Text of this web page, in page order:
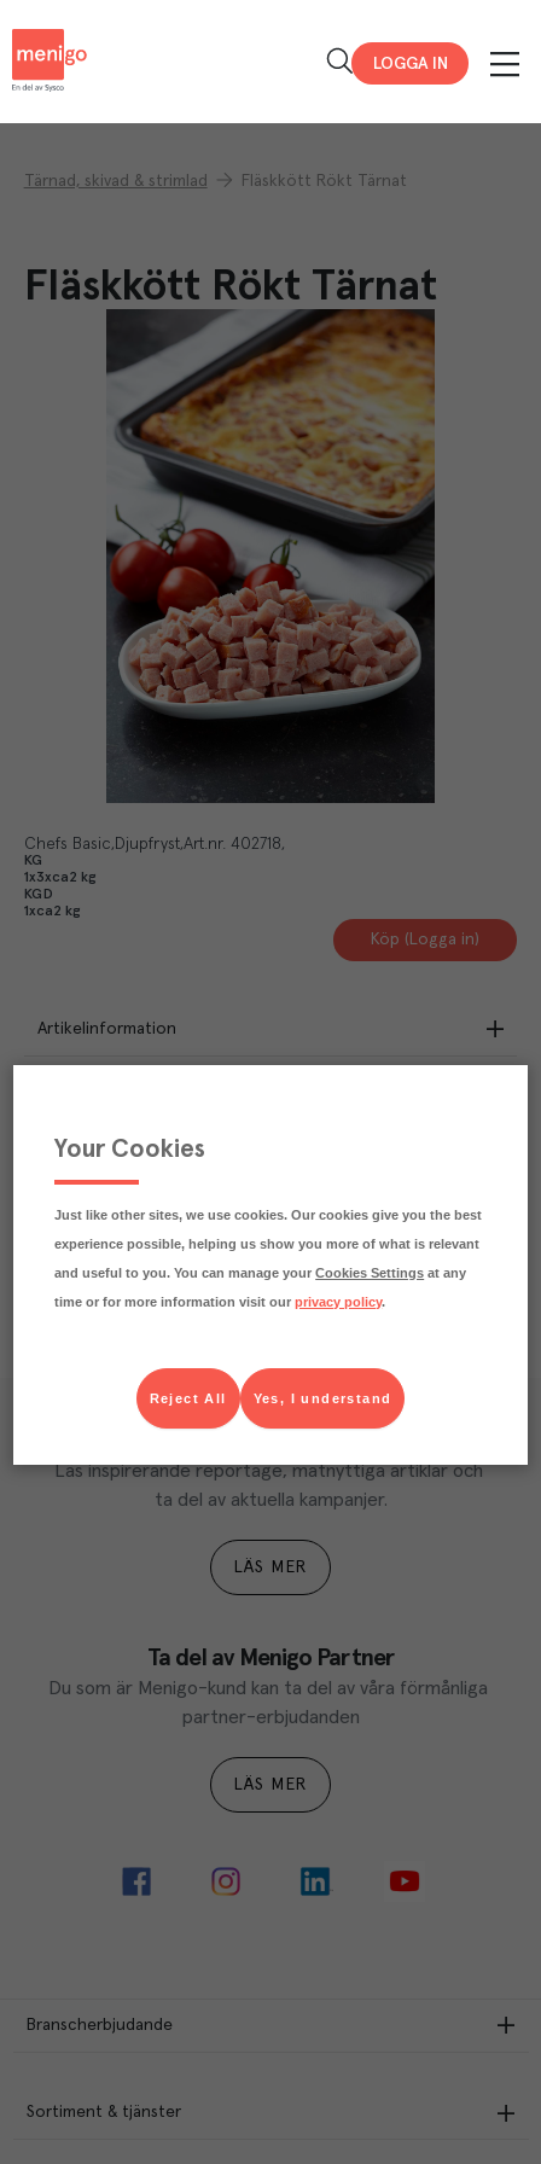
LOGGA IN
Tärnad, skivad & strimlad Fläskkött Rökt Tärnat
Fläskkött Rökt Tärnat
Chefs Basic Djupfryst Art.nr. 402718
KG
1x3xca2 kg
KGD
1xca2 kg
Köp (Logga in)
Artikelinformation
Praktisk info
Näringsdeklaration
Läs inspirerande reportage, matnyttiga artiklar och
ta del av aktuella kampanjer.
LÄS MER
Ta del av Menigo Partner
Du som är Menigo-kund kan ta del av våra förmånliga
partner-erbjudanden
LÄS MER
Branscherbjudande
Sortiment & tjänster
Your Cookies
Just like other sites, we use cookies. Our cookies give you the best
experience possible, helping us show you more of what is relevant
and useful to you. You can manage yourCookies Settings at any
time or for more information visit ourprivacy policy.
Yes, I understand
Reject All